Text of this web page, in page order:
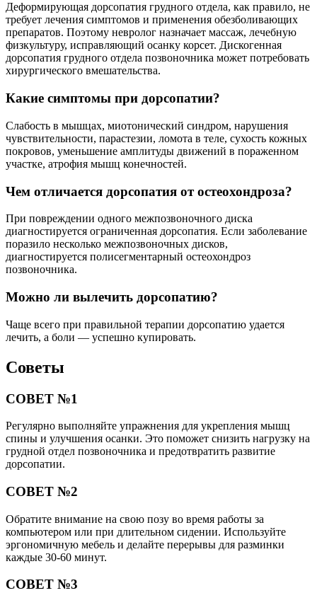
Деформирующая дорсопатия грудного отдела, как правило, не
требует лечения симптомов и применения обезболивающих
препаратов. Поэтому невролог назначает массаж, лечебную
физкультуру, исправляющий осанку корсет. Дискогенная
дорсопатия грудного отдела позвоночника может потребовать
хирургического вмешательства.
Какие симптомы при дорсопатии?
Слабость в мышцах, миотонический синдром, нарушения
чувствительности, парастезии, ломота в теле, сухость кожных
покровов, уменьшение амплитуды движений в пораженном
участке, атрофия мышц конечностей.
Чем отличается дорсопатия от остеохондроза?
При повреждении одного межпозвоночного диска
диагностируется ограниченная дорсопатия. Если заболевание
поразило несколько межпозвоночных дисков,
диагностируется полисегментарный остеохондроз
позвоночника.
Можно ли вылечить дорсопатию?
Чаще всего при правильной терапии дорсопатию удается
лечить, а боли ― успешно купировать.
Советы
СОВЕТ №1
Регулярно выполняйте упражнения для укрепления мышц
спины и улучшения осанки. Это поможет снизить нагрузку на
грудной отдел позвоночника и предотвратить развитие
дорсопатии.
СОВЕТ №2
Обратите внимание на свою позу во время работы за
компьютером или при длительном сидении. Используйте
эргономичную мебель и делайте перерывы для разминки
каждые 30-60 минут.
СОВЕТ №3